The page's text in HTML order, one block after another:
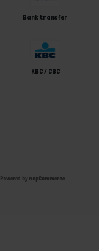
Bank transfer
KBC / CBC
Powered by nopCommerce